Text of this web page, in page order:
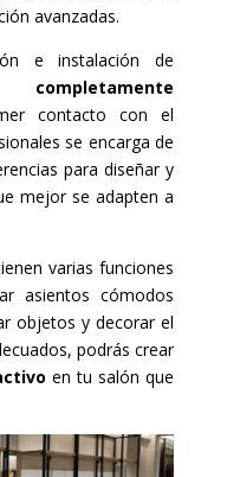
avanzadas.
e instalación de
completamente
contacto con el
se encarga de
para diseñar y
mejor se adapten a
varias funciones
asientos cómodos
objetos y decorar el
podrás crear
en tu salón que